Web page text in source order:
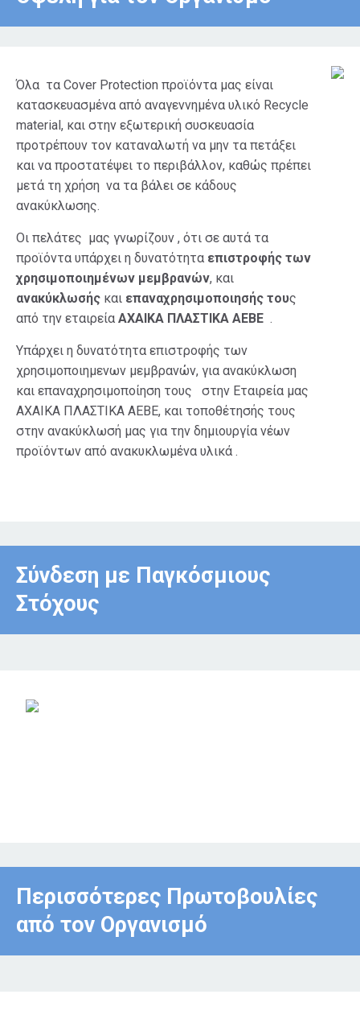
Όλα τα Cover Protection προϊόντα μας είναι
κατασκευασμένα από αναγεννημένα υλικό Recycle
material, και στην εξωτερική συσκευασία
προτρέπουν τον καταναλωτή να μην τα πετάξει
και να προστατέψει το περιβάλλον, καθώς πρέπει
μετά τη χρήση να τα βάλει σε κάδους
ανακύκλωσης.
Οι πελάτες μας γνωρίζουν , ότι σε αυτά τα
προϊόντα υπάρχει η δυνατότητα επιστροφής των
χρησιμοποιημένων μεμβρανών, και
ανακύκλωσής και επαναχρησιμοποιησής τους
από την εταιρεία ΑΧΑΙΚΑ ΠΛΑΣΤΙΚΑ ΑΕΒΕ .
Υπάρχει η δυνατότητα επιστροφής των
χρησιμοποιημενων μεμβρανών, για ανακύκλωση
και επαναχρησιμοποίηση τους στην Εταιρεία μας
ΑΧΑΙΚΑ ΠΛΑΣΤΙΚΑ ΑΕΒΕ, και τοποθέτησής τους
στην ανακύκλωσή μας για την δημιουργία νέων
προϊόντων από ανακυκλωμένα υλικά .
Σύνδεση με Παγκόσμιους
Στόχους
Περισσότερες Πρωτοβουλίες
από τον Οργανισμό